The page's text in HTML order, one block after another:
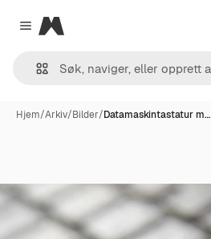
Close menu
Magnific
Hjem/Arkiv/Bilder/Datamaskintastatur m…